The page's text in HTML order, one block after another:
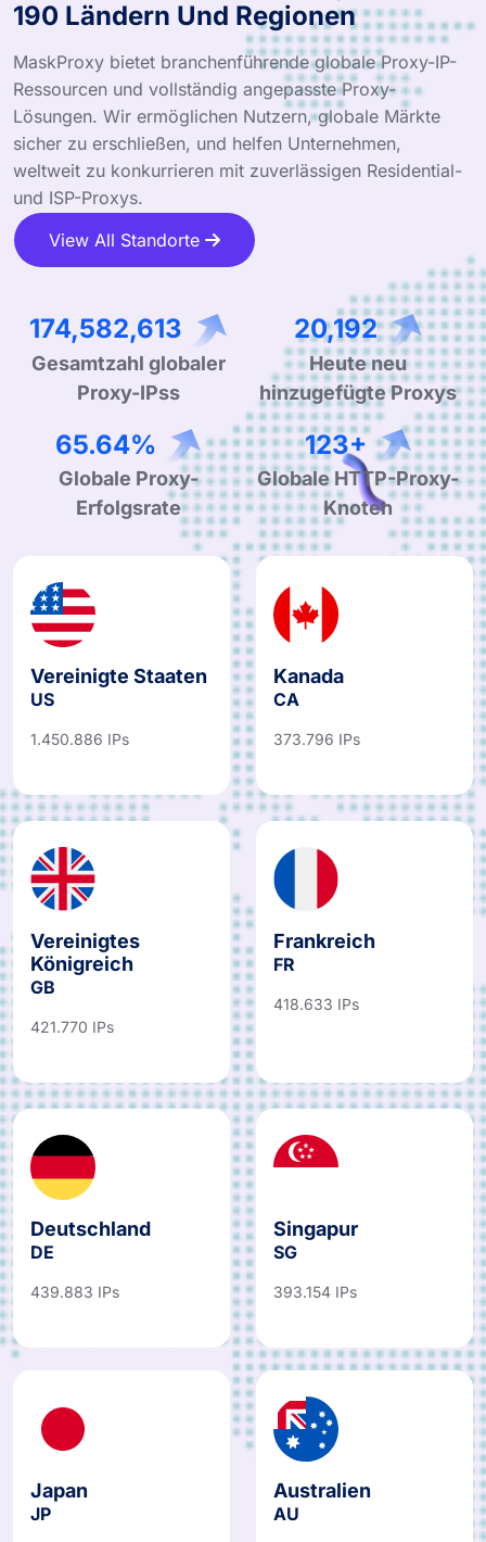
190 Ländern Und Regionen
MaskProxy bietet branchenführende globale Proxy-IP-
Ressourcen und vollständig angepasste Proxy-
Lösungen. Wir ermöglichen Nutzern, globale Märkte
sicher zu erschließen, und helfen Unternehmen,
weltweit zu konkurrieren mit zuverlässigen Residential-
und ISP-Proxys.
View All Standorte
260,238,138
Gesamtzahl globaler
Proxy-IPss
30,100
Heute neu
hinzugefügte Proxys
99.90%
Globale Proxy-
Erfolgsrate
190+
Globale HTTP-Proxy-
Knoten
Vereinigte Staaten
US
1.450.886 IPs
Kanada
CA
373.796 IPs
Vereinigtes
Königreich
GB
421.770 IPs
Frankreich
FR
418.633 IPs
Deutschland
DE
439.883 IPs
Singapur
SG
393.154 IPs
Japan
JP
Australien
AU